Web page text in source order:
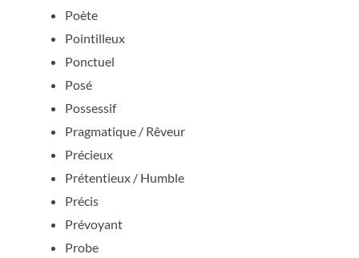
Poète
Pointilleux
Ponctuel
Posé
Possessif
Pragmatique / Rêveur
Précieux
Prétentieux / Humble
Précis
Prévoyant
Probe